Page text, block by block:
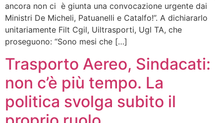
ancora non ci è giunta una convocazione urgente dai
Ministri De Micheli, Patuanelli e Catalfo!”. A dichiararlo
unitariamente Filt Cgil, Uiltrasporti, Ugl TA, che
proseguono: “Sono mesi che […]
Trasporto Aereo, Sindacati:
non c’è più tempo. La
politica svolga subito il